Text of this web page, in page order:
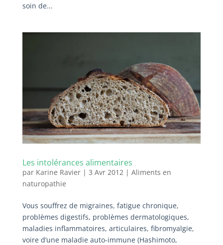
soin de...
Les intolérances alimentaires
par Karine Ravier| 3 Avr 2012| Aliments en
naturopathie
Vous souffrez de migraines, fatigue chronique,
problèmes digestifs, problèmes dermatologiques,
maladies inflammatoires, articulaires, fibromyalgie,
voire d’une maladie auto-immune (Hashimoto,